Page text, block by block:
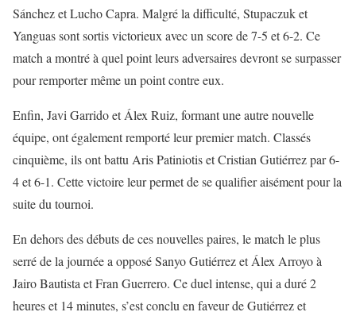
Sánchez et Lucho Capra. Malgré la difficulté, Stupaczuk et
Yanguas sont sortis victorieux avec un score de 7-5 et 6-2. Ce
match a montré à quel point leurs adversaires devront se surpasser
pour remporter même un point contre eux.
Enfin, Javi Garrido et Álex Ruiz, formant une autre nouvelle
équipe, ont également remporté leur premier match. Classés
cinquième, ils ont battu Aris Patiniotis et Cristian Gutiérrez par 6-
4 et 6-1. Cette victoire leur permet de se qualifier aisément pour la
suite du tournoi.
En dehors des débuts de ces nouvelles paires, le match le plus
serré de la journée a opposé Sanyo Gutiérrez et Álex Arroyo à
Jairo Bautista et Fran Guerrero. Ce duel intense, qui a duré 2
heures et 14 minutes, s’est conclu en faveur de Gutiérrez et